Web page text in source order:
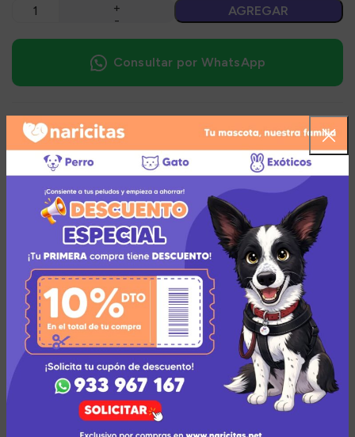
AGREGAR
Consultar por WhatsApp
Granel Supercat Adulto Delicias Felinas Sabor Pollo,
Carne, Atún y Sardina 500Gr, es un alimento premium,
100% completo y balanceado. Cubre las necesidades
nutricionales de la mascota con una mezcla equilibrada
de ingredientes.
Múltiples medios de pago
Añadir a la lista de deseos
Zona de cobertura para el envío